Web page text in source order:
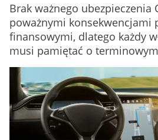
Brak ważnego ubezpieczenia
poważnymi konsekwencjami
finansowymi, dlatego każdy
musi pamiętać o